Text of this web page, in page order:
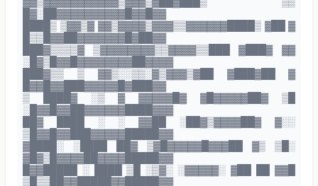
█▓░██▓▓▓▓▓▓▓▓▓▓█▓▓█▓▓
████▒ ▒▓▓▒▓ ▓▓▒▓▓▓▓▒▓▓▓▒▒▓▓▓▓▓▓████▒ ▓██ ▓
█▒▒█▓▓██▓▓▓▓▓▓▓█▓██▓▓
███▓▒▒▒▒▓ ▒▓▓▓▓▓▓▓▓▒▒▓▓▓▓▒▒███ ▓███▓ ▓▓
░█▓▒█▓▓█▓▓▓▓▓▓▓▓██▓▓▓▓
███▓▒▒ ▒ ▓▓▒░░▒▒░▓▒▓▓▓▒▓██ ▓███▓██ ▓
█▓▓█▓▓███▓▓▓▓▓█▓███▓▓
▒ ████▓ ░▒ ▓ ▓▓▓▓▓█▓ ▓█▓▓▓▓▓██▓ ▒█
░█▓▓█▓▓██▓▓▓▓▓▓████▓▓▓
██▓ ████ ░ ░ ▓▓██ ░██▓▒▓▓▓▓██▓ ▓░░
▒█▓▓█▓▓███▓▓▓▓▓█████▓▓
▓████░ ░████ ██▓ ▒▓█▓▓▓▓▓█▓▓▓██ ▓▒ ▒█░
▓█▓▒█▓▓▓▓██▓▓▓▓█████▓▓
█▓▓█████ ░ ████ ▒█ ░▒▓░ ░▓▓▓▓▓░ ▓██ ██ ▓▓█
▒█▒▒██▓▓█████▓▓█████▓▓